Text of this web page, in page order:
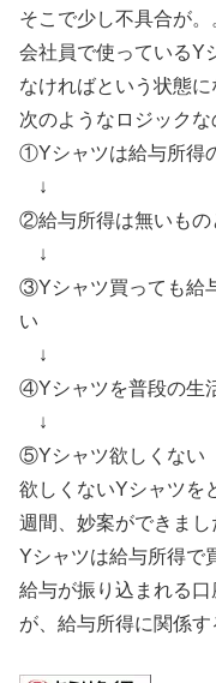
そこで少し不具合が。
会社員で使っているY
なければという状態に
次のようなロジックな
①Yシャツは給与所得
↓
②給与所得は無いもの
↓
③Yシャツ買っても給
い
↓
④Yシャツを普段の生
↓
⑤Yシャツ欲しくない
欲しくないYシャツを
週間、妙案ができまし
Yシャツは給与所得で
給与が振り込まれる
が、給与所得に関係す